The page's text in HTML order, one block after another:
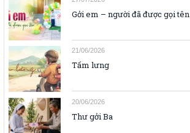
Gởi em – người đã được gọi tên
21/06/2026
Tấm lưng
20/06/2026
Thư gởi Ba